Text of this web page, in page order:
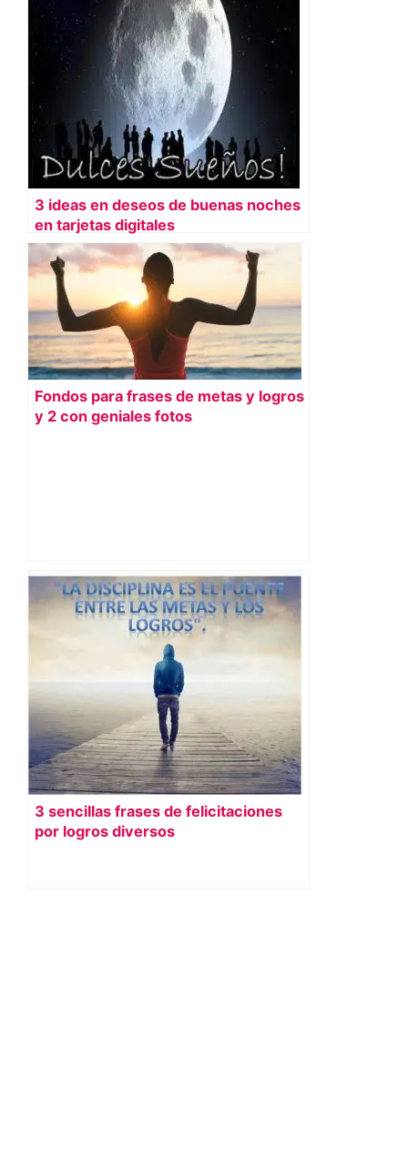
3 ideas en deseos de buenas noches
en tarjetas digitales
Fondos para frases de metas y logros
y 2 con geniales fotos
3 sencillas frases de felicitaciones
por logros diversos